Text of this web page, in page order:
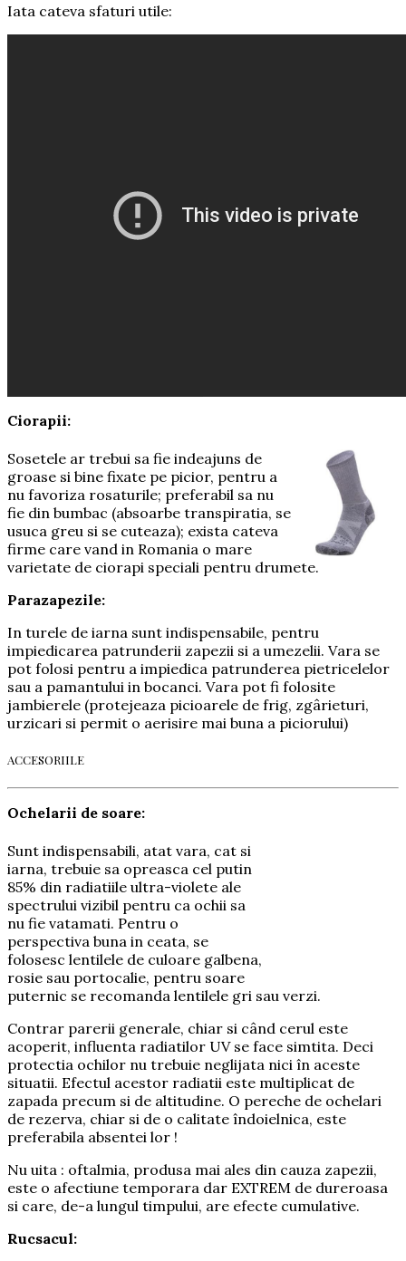
Iata cateva sfaturi utile:
Ciorapii:
Sosetele ar trebui sa fie indeajuns de
groase si bine fixate pe picior, pentru a
nu favoriza rosaturile; preferabil sa nu
fie din bumbac (absoarbe transpiratia, se
usuca greu si se cuteaza); exista cateva
firme care vand in Romania o mare
varietate de ciorapi speciali pentru drumete.
Parazapezile:
In turele de iarna sunt indispensabile, pentru
impiedicarea patrunderii zapezii si a umezelii. Vara se
pot folosi pentru a impiedica patrunderea pietricelelor
sau a pamantului in bocanci. Vara pot fi folosite
jambierele (protejeaza picioarele de frig, zgârieturi,
urzicari si permit o aerisire mai buna a piciorului)
ACCESORIILE
Ochelarii de soare:
Sunt indispensabili, atat vara, cat si
iarna, trebuie sa opreasca cel putin
85% din radiatiile ultra-violete ale
spectrului vizibil pentru ca ochii sa
nu fie vatamati. Pentru o
perspectiva buna in ceata, se
folosesc lentilele de culoare galbena,
rosie sau portocalie, pentru soare
puternic se recomanda lentilele gri sau verzi.
Contrar parerii generale, chiar si când cerul este
acoperit, influenta radiatilor UV se face simtita. Deci
protectia ochilor nu trebuie neglijata nici în aceste
situatii. Efectul acestor radiatii este multiplicat de
zapada precum si de altitudine. O pereche de ochelari
de rezerva, chiar si de o calitate îndoielnica, este
preferabila absentei lor !
Nu uita : oftalmia, produsa mai ales din cauza zapezii,
este o afectiune temporara dar EXTREM de dureroasa
si care, de-a lungul timpului, are efecte cumulative.
Rucsacul: